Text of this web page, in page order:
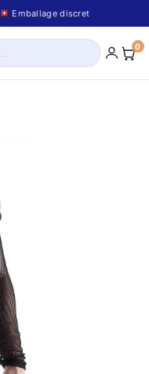
Emballage discret
0